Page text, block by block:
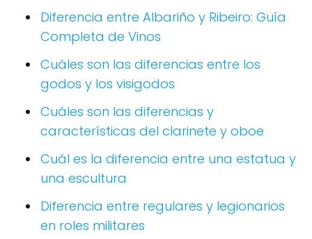
Diferencia entre Albariño y Ribeiro: Guía
Completa de Vinos
Cuáles son las diferencias entre los
godos y los visigodos
Cuáles son las diferencias y
características del clarinete y oboe
Cuál es la diferencia entre una estatua y
una escultura
Diferencia entre regulares y legionarios
en roles militares